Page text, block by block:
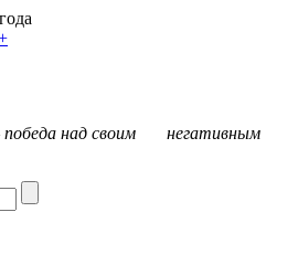
– победа над своим негативным